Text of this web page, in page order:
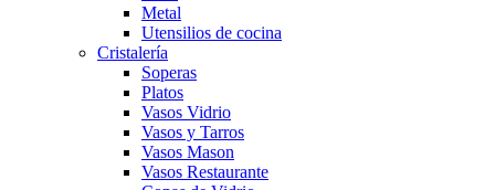
Metal
Utensilios de cocina
Cristalería
Soperas
Platos
Vasos Vidrio
Vasos y Tarros
Vasos Mason
Vasos Restaurante